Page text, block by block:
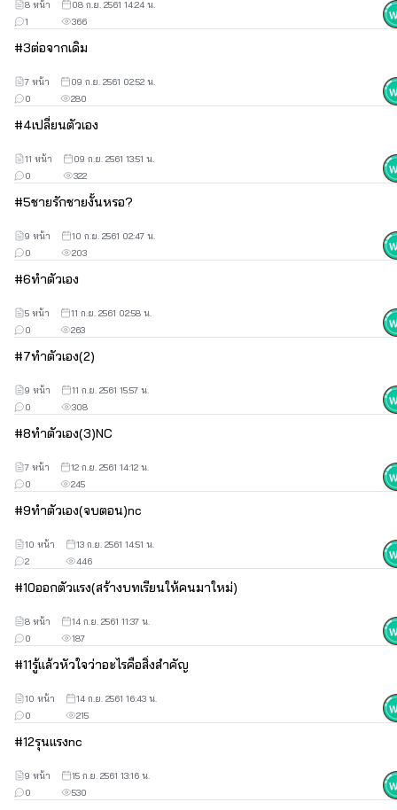
ละสิ อ่านไปเลื่อยๆเดี้ยวก็หายงงเองเเหละน่า นิสัยน่ารักเฟรนลี่ แม่พระ
มาโปรดจริงๆ "นี่มาร์คนายก็อย่าดุน้องสิ"
ยองแจ เด็กซื่อบื่อ ที่เเสนจะน่ารัก กำพร้าพ่อเเม่เเต่ ส่งตัวเองเรียน
จนถึงทุกวันนี้"เอ่อพี่เเจ๊คสันครับพาผมไปซื้อของใช้หน่อยได้มั้ยครับ^^"
เเจมิน เด็กกำพร้า พ่อกับเเม่เหมือนกันมากับ ยองเเจ ซึ่งออกมาหา
งานส่งตัวเองเรียนพร้อมกัน"เรา ขะขอโทด ยุคยอม เราไม่ได้ตั้งใจ "
เกี่ยวกับความคิดไรด์เองค่ะมะโนไปเองค่ะ555 เเนะนำน่ะค่ะ ใครโลก
สวยกดออก ไม่ชอบกดออก ไรด์เป็นคนตรงๆ ไม่พูดเยอะเจ็บคอ อิอิ Nc
18+น่ะจะ บางตอนรุนเเรงไปหน่อยก็ขอโทดน่ะค่ะ เรื่องเเรกด้วยจะทำให้
366
1
8 หน้า 08 ก.ย. 2561 14:24 น.
#3ต่อจากเดิม
280
0
7 หน้า 09 ก.ย. 2561 02:52 น.
#4เปลี่ยนตัวเอง
322
0
11 หน้า 09 ก.ย. 2561 13:51 น.
#5ชายรักชายงั้นหรอ?
203
0
9 หน้า 10 ก.ย. 2561 02:47 น.
#6ทำตัวเอง
263
0
5 หน้า 11 ก.ย. 2561 02:58 น.
#7ทำตัวเอง(2)
308
0
9 หน้า 11 ก.ย. 2561 15:57 น.
#8ทำตัวเอง(3)NC
245
0
7 หน้า 12 ก.ย. 2561 14:12 น.
#9ทำตัวเอง(จบตอน)nc
446
2
10 หน้า 13 ก.ย. 2561 14:51 น.
#10ออกตัวเเรง(สร้างบทเรียนให้คนมาใหม่)
187
0
8 หน้า 14 ก.ย. 2561 11:37 น.
#11รู้เเล้วหัวใจว่าอะไรคือสิ่งสำคัญ
215
0
10 หน้า 14 ก.ย. 2561 16:43 น.
#12รุนเเรงnc
530
0
9 หน้า 15 ก.ย. 2561 13:16 น.